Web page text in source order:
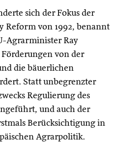
sich der Fokus der
Reform von 1992, benannt
Agrarminister Ray
von der
die bäuerlichen
Statt unbegrenzter
Regulierung des
und auch der
Berücksichtigung in
Agrarpolitik.